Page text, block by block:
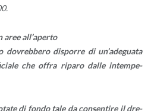
aree al­l’a­per­to
do­vreb­be­ro di­spor­re di un’a­de­gua­ta
che offra ri­pa­ro dalle in­tem­pe­
di fondo tale da con­sen­ti­re il dre­